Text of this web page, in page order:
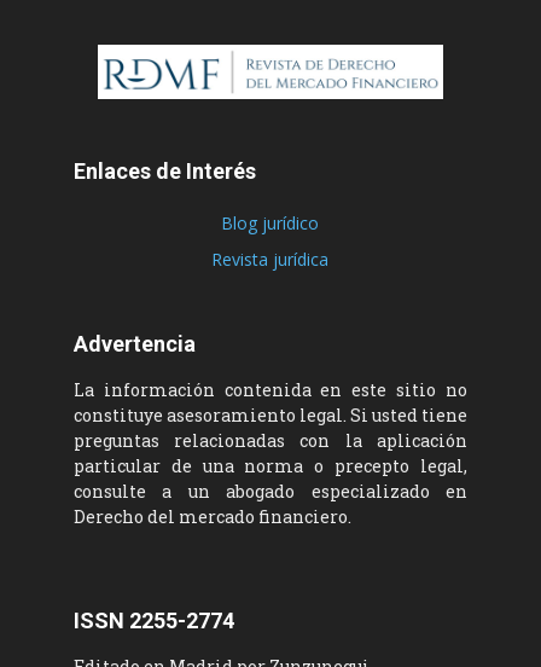
Enlaces de Interés
Blog jurídico
Revista jurídica
Advertencia
La información contenida en este sitio no
constituye asesoramiento legal. Si usted tiene
preguntas relacionadas con la aplicación
particular de una norma o precepto legal,
consulte a un abogado especializado en
Derecho del mercado financiero.
ISSN 2255-2774